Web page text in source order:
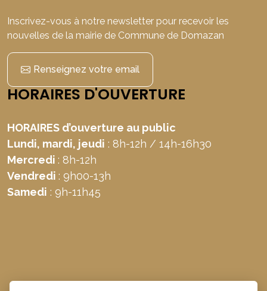
Inscrivez-vous à notre newsletter pour recevoir les
nouvelles de la mairie de Commune de Domazan
Renseignez votre email
HORAIRES D'OUVERTURE
HORAIRES d’ouverture au public
Lundi, mardi, jeudi : 8h-12h / 14h-16h30
Mercredi : 8h-12h
Vendredi : 9h00-13h
Samedi : 9h-11h45